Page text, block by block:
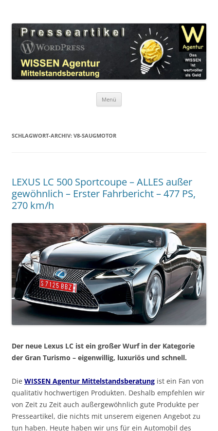
Agentur
Menü
SCHLAGWORT-ARCHIV: V8-SAUGMOTOR
LEXUS LC 500 Sportcoupe – ALLES außer
gewöhnlich – Erster Fahrbericht – 477 PS,
270 km/h
Der neue Lexus LC ist ein großer Wurf in der Kategorie
der Gran Turismo – eigenwillig, luxuriös und schnell.
Die WISSEN Agentur Mittelstandsberatung ist ein Fan von
qualitativ hochwertigen Produkten. Deshalb empfehlen wir
von Zeit zu Zeit auch außergewöhnlich gute Produkte per
Presseartikel, die nichts mit unserem eigenen Angebot zu
tun haben. Heute haben wir uns für ein Automobil des